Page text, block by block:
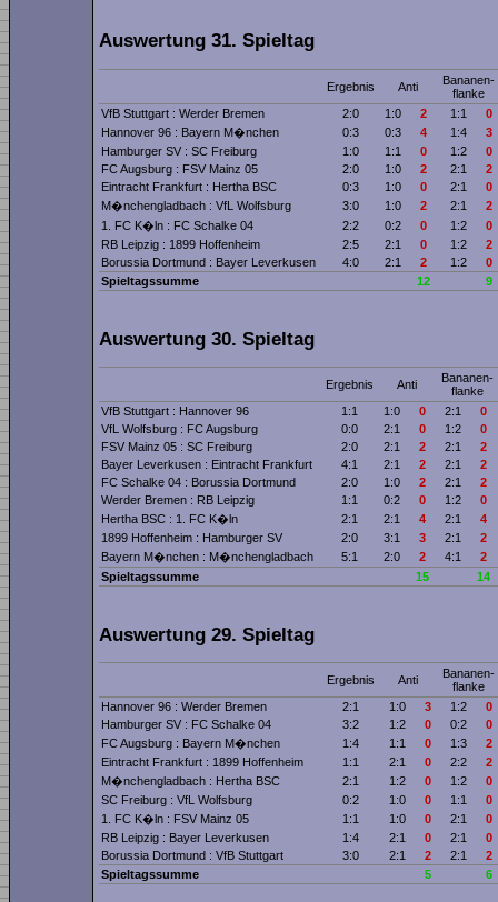
Auswertung 31. Spieltag
Ergebnis Anti
Bananen­
flanke
VfB Stuttgart : Werder Bremen
2:0 1:0 2 1:1
0
Hannover 96 : Bayern M�nchen
0:3 0:3 4 1:4
3
Hamburger SV : SC Freiburg
1:0 1:1 0 1:2
0
FC Augsburg : FSV Mainz 05
2:0 1:0 2 2:1
2
Eintracht Frankfurt : Hertha BSC
0:3 1:0 0 2:1
0
M�nchengladbach : VfL Wolfsburg
3:0 1:0 2 2:1
2
1. FC K�ln : FC Schalke 04
2:2 0:2 0 1:2
0
RB Leipzig : 1899 Hoffenheim
2:5 2:1 0 1:2
2
Borussia Dortmund : Bayer Leverkusen
4:0 2:1 2 1:2
0
Spieltagssumme
12 9
Auswertung 30. Spieltag
Ergebnis Anti
Bananen­
flanke
VfB Stuttgart : Hannover 96
1:1 1:0 0 2:1
0
VfL Wolfsburg : FC Augsburg
0:0 2:1 0 1:2
0
FSV Mainz 05 : SC Freiburg
2:0 2:1 2 2:1
2
Bayer Leverkusen : Eintracht Frankfurt
4:1 2:1 2 2:1
2
FC Schalke 04 : Borussia Dortmund
2:0 1:0 2 2:1
2
Werder Bremen : RB Leipzig
1:1 0:2 0 1:2
0
Hertha BSC : 1. FC K�ln
2:1 2:1 4 2:1
4
1899 Hoffenheim : Hamburger SV
2:0 3:1 3 2:1
2
Bayern M�nchen : M�nchengladbach
5:1 2:0 2 4:1
2
Spieltagssumme
15 14
Auswertung 29. Spieltag
Ergebnis Anti
Bananen­
flanke
Hannover 96 : Werder Bremen
2:1 1:0 3 1:2
0
Hamburger SV : FC Schalke 04
3:2 1:2 0 0:2
0
FC Augsburg : Bayern M�nchen
1:4 1:1 0 1:3
2
Eintracht Frankfurt : 1899 Hoffenheim
1:1 2:1 0 2:2
2
M�nchengladbach : Hertha BSC
2:1 1:2 0 1:2
0
SC Freiburg : VfL Wolfsburg
0:2 1:0 0 1:1
0
1. FC K�ln : FSV Mainz 05
1:1 1:0 0 2:1
0
RB Leipzig : Bayer Leverkusen
1:4 2:1 0 2:1
0
Borussia Dortmund : VfB Stuttgart
3:0 2:1 2 2:1
2
Spieltagssumme
5 6